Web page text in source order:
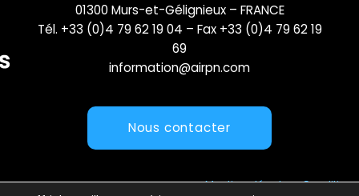
01300 Murs-et-Gélignieux – FRANCE
Tél. +33 (0)4 79 62 19 04 – Fax +33 (0)4 79 62 19
69
information@airpn.com
Nous contacter
Mentions légales